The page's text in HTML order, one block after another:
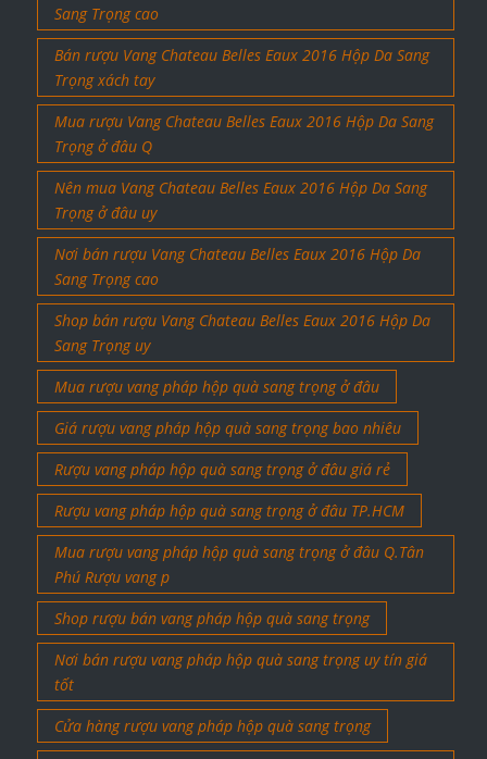
Sang Trọng cao
Bán rượu Vang Chateau Belles Eaux 2016 Hộp Da Sang
Trọng xách tay
Mua rượu Vang Chateau Belles Eaux 2016 Hộp Da Sang
Trọng ở đâu Q
Nên mua Vang Chateau Belles Eaux 2016 Hộp Da Sang
Trọng ở đâu uy
Nơi bán rượu Vang Chateau Belles Eaux 2016 Hộp Da
Sang Trọng cao
Shop bán rượu Vang Chateau Belles Eaux 2016 Hộp Da
Sang Trọng uy
Mua rượu vang pháp hộp quà sang trọng ở đâu
Giá rượu vang pháp hộp quà sang trọng bao nhiêu
Rượu vang pháp hộp quà sang trọng ở đâu giá rẻ
Rượu vang pháp hộp quà sang trọng ở đâu TP.HCM
Mua rượu vang pháp hộp quà sang trọng ở đâu Q.Tân
Phú Rượu vang p
Shop rượu bán vang pháp hộp quà sang trọng
Nơi bán rượu vang pháp hộp quà sang trọng uy tín giá
tốt
Cửa hàng rượu vang pháp hộp quà sang trọng